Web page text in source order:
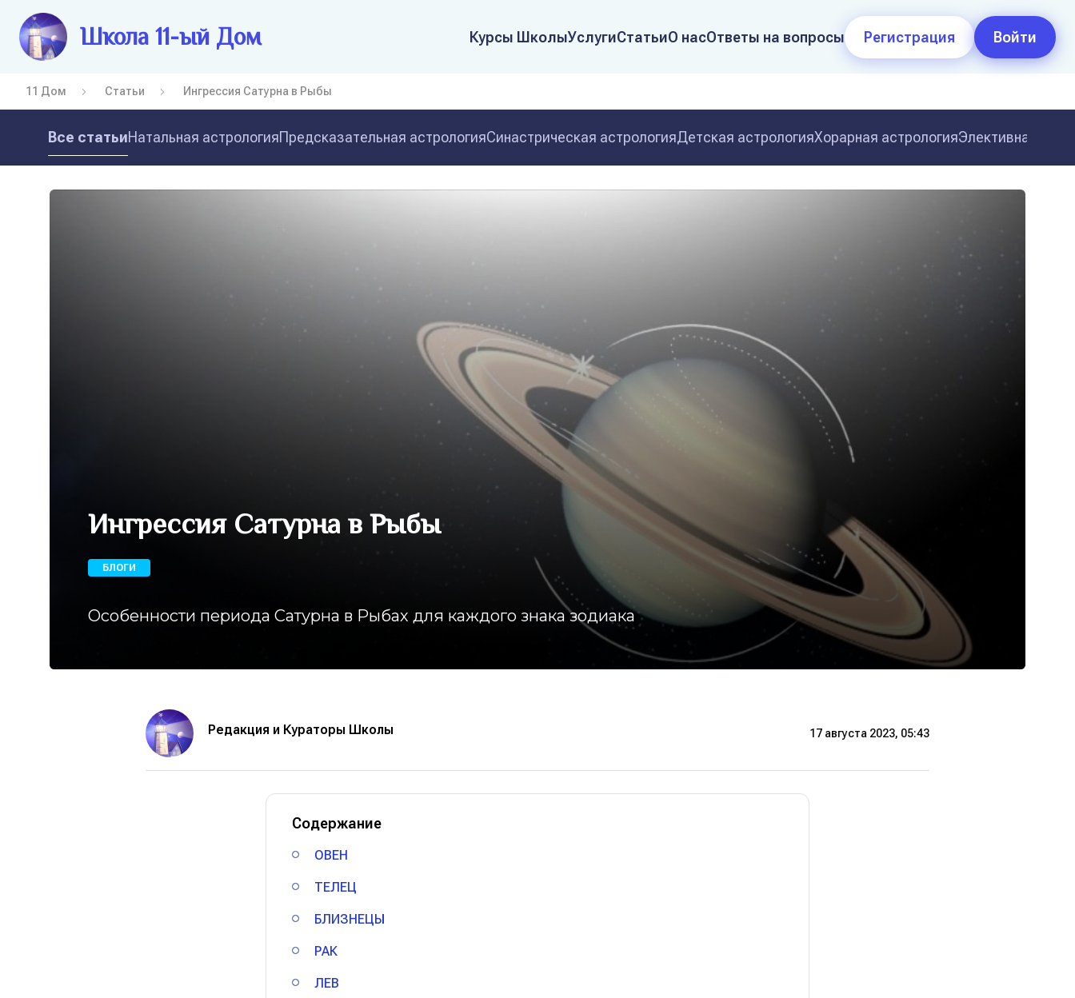
Школа 11-ый Дом Курсы ШколыУслугиСтатьиО насОтветы на вопросы Регистрация Войти
11 Дом Статьи Ингрессия Сатурна в Рыбы
Все статьиНатальная астрологияПредсказательная астрологияСинастрическая астрологияДетская астрологияХорарная астрологияЭлективная
Ингрессия Сатурна в Рыбы
БЛОГИ
Особенности периода Сатурна в Рыбах для каждого знака зодиака
Редакция и Кураторы Школы 17 августа 2023, 05:43
Содержание
ОВЕН
ТЕЛЕЦ
БЛИЗНЕЦЫ
РАК
ЛЕВ